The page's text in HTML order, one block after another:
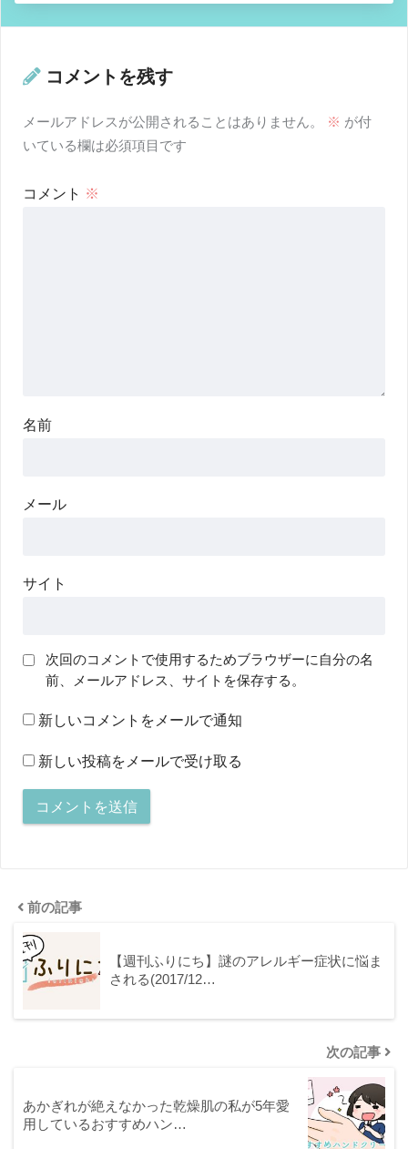
コメントを残す
メールアドレスが公開されることはありません。 ※ が付
いている欄は必須項目です
コメント ※
名前
メール
サイト
次回のコメントで使用するためブラウザーに自分の名
前、メールアドレス、サイトを保存する。
新しいコメントをメールで通知
新しい投稿をメールで受け取る
前の記事
【週刊ふりにち】謎のアレルギー症状に悩ま
される(2017/12…
次の記事
あかぎれが絶えなかった乾燥肌の私が5年愛
用しているおすすめハン…